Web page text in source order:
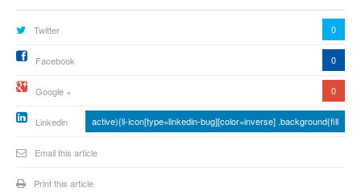
Twitter 0
Facebook 0
Google + 0
Linkedin active){li-icon[type=linkedin-bug][color=inverse] .background{fill
Email this article
Print this article